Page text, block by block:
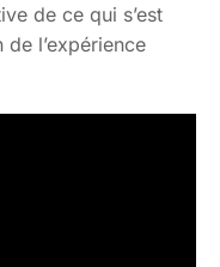
de ce qui s’est
l’expérience